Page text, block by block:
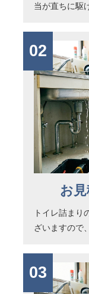
当が直ちに駆
02
お
トイレ詰まり
ざいますので
03